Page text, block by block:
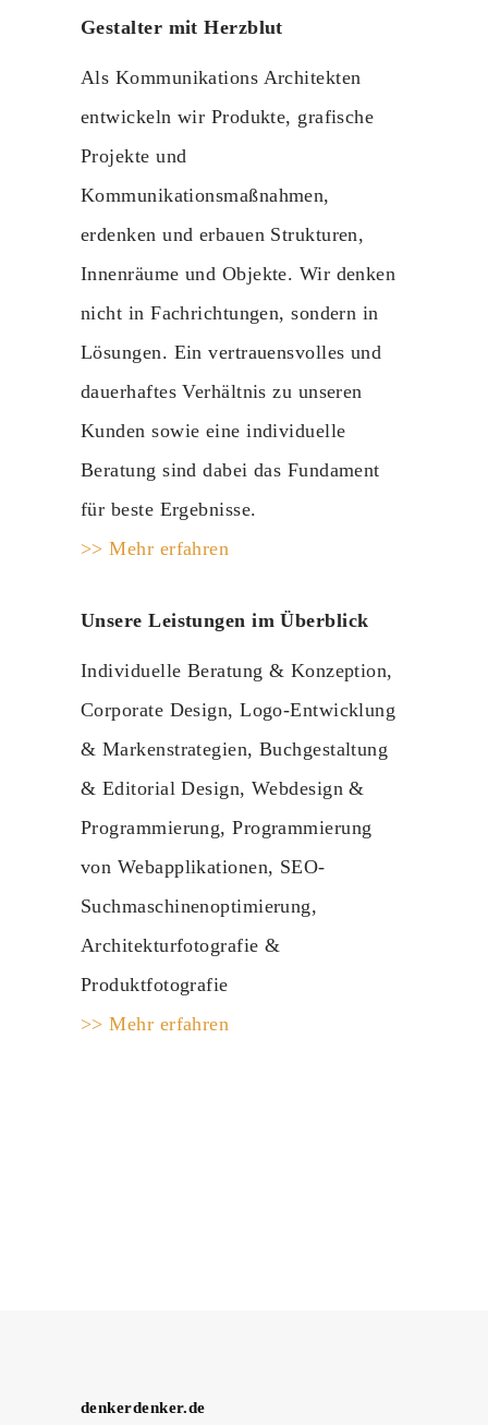
Gestalter mit Herzblut
Als Kommunikations Architekten
entwickeln wir Produkte, grafische
Projekte und
Kommunikationsmaßnahmen,
erdenken und erbauen Strukturen,
Innenräume und Objekte. Wir denken
nicht in Fachrichtungen, sondern in
Lösungen. Ein vertrauensvolles und
dauerhaftes Verhältnis zu unseren
Kunden sowie eine individuelle
Beratung sind dabei das Fundament
für beste Ergebnisse.
>> Mehr erfahren
Unsere Leistungen im Überblick
Individuelle Beratung & Konzeption,
Corporate Design, Logo-Entwicklung
& Markenstrategien, Buchgestaltung
& Editorial Design, Webdesign &
Programmierung, Programmierung
von Webapplikationen, SEO-
Suchmaschinenoptimierung,
Architekturfotografie &
Produktfotografie
>> Mehr erfahren
denkerdenker.de